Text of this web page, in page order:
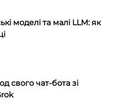
моделі та малі LLM: як
свого чат-бота зі